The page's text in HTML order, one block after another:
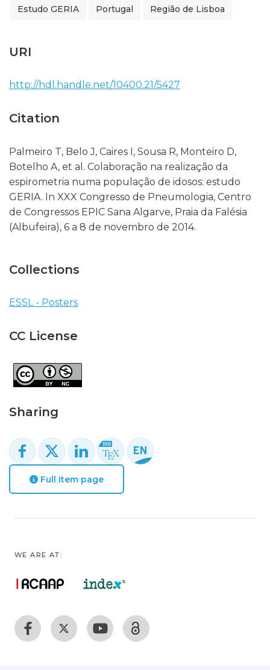
Estudo GERIA Portugal Região de Lisboa
URI
http://hdl.handle.net/10400.21/5427
Citation
Palmeiro T, Belo J, Caires I, Sousa R, Monteiro D,
Botelho A, et al. Colaboração na realização da
espirometria numa população de idosos: estudo
GERIA. In XXX Congresso de Pneumologia, Centro
de Congressos EPIC Sana Algarve, Praia da Falésia
(Albufeira), 6 a 8 de novembro de 2014.
Collections
ESSL - Posters
CC License
Sharing
Full item page
WE ARE AT: